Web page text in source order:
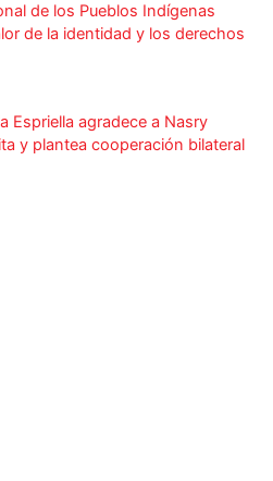
de los Pueblos Indígenas
de la identidad y los derechos
Espriella agradece a Nasry
y plantea cooperación bilateral